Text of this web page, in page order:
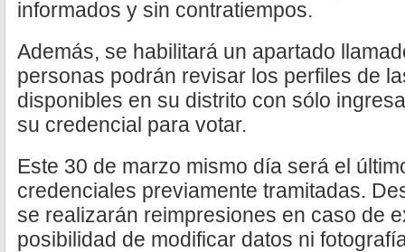
informados y sin contratiempos.
Además, se habilitará un apartado
personas podrán revisar los perfiles de
disponibles en su distrito con sólo
su credencial para votar.
Este 30 de marzo mismo día será el
credenciales previamente tramitadas.
se realizarán reimpresiones en caso de
posibilidad de modificar datos ni